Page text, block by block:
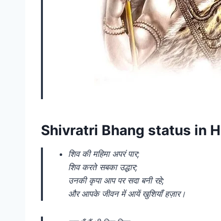
Shivratri Bhang status in
शिव की महिमा अपरं पार;
शिव करते सबका उद्धार;
उनकी कृपा आप पर सदा बनी रहे;
और आपके जीवन में आयें खुशियाँ हज़ार।